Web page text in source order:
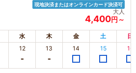
現地決済またはオンラインカード決済可
大人
4,400円～
水 木 金 土 日
12 13 14 15 16